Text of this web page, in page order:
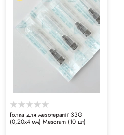
Голка для мезотерапії 33G
(0,20x4 мм) Mesoram (10 шт)